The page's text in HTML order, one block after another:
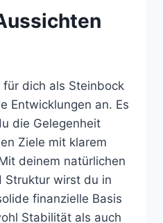
dich als Steinbock
Entwicklungen an. Es
die Gelegenheit
Ziele mit klarem
deinem natürlichen
Struktur wirst du in
finanzielle Basis
Stabilität als auch